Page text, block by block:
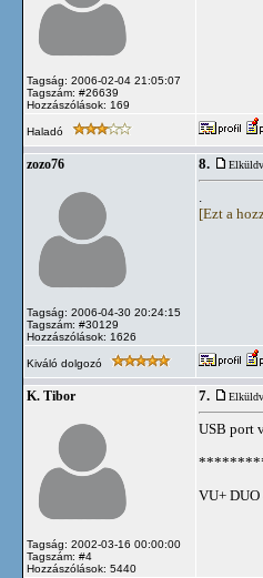
Tagság: 2006-02-04 21:05:07
Tagszám: #26639
Hozzászólások: 169
Haladó
zozo76
Tagság: 2006-04-30 20:24:15
Tagszám: #30129
Hozzászólások: 1626
8.
[Ezt a
Kiváló dolgozó
K. Tibor
Tagság: 2002-03-16 00:00:00
Tagszám: #4
Hozzászólások: 5440
7.
USB port
VU+